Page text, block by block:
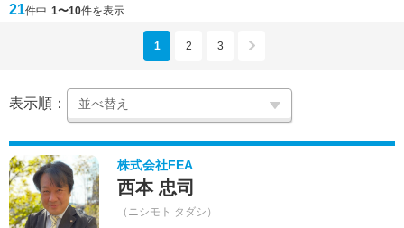
21件中 1〜10件を表示
1 2 3
表示順：
株式会社FEA
西本 忠司
（ニシモト タダシ）